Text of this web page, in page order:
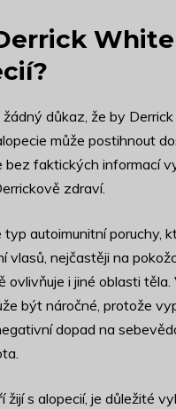
White
důkaz, že by Derrick
může postihnout
bez faktických informací
zdraví.
typ autoimunitní poruchy,
vlasů, nejčastěji na
ovlivňuje i jiné oblasti
být náročné, protože
dopad na
žijí s alopecií, je důležité